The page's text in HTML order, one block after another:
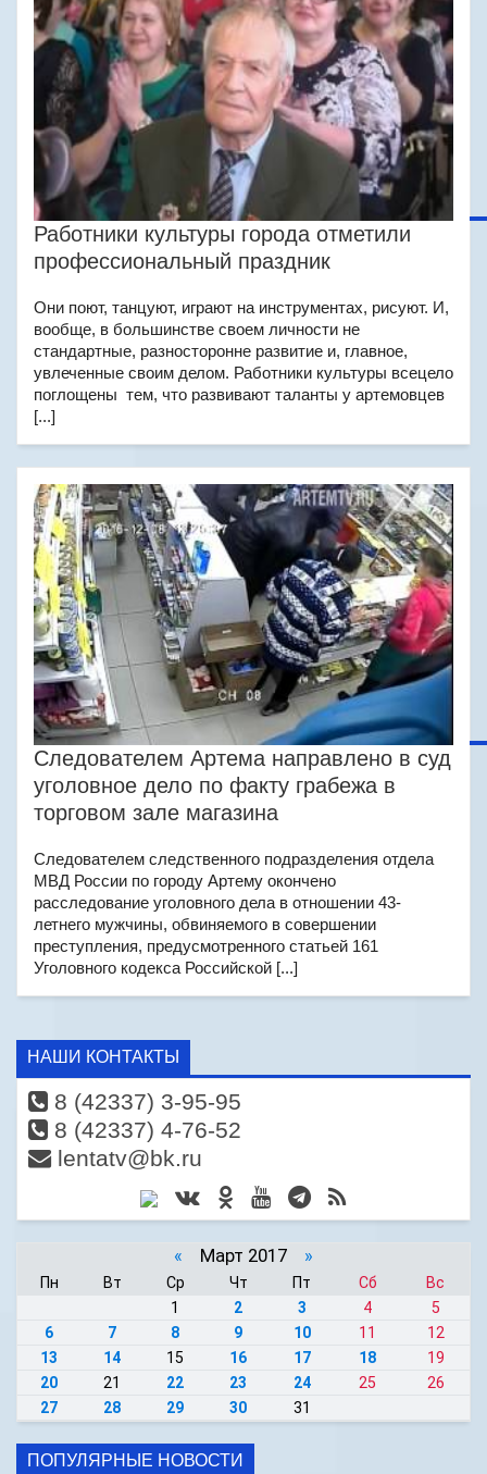
Работники культуры города отметили
профессиональный праздник
Они поют, танцуют, играют на инструментах, рисуют. И,
вообще, в большинстве своем личности не
стандартные, разносторонне развитие и, главное,
увлеченные своим делом. Работники культуры всецело
поглощены тем, что развивают таланты у артемовцев
[...]
Следователем Артема направлено в суд
уголовное дело по факту грабежа в
торговом зале магазина
Следователем следственного подразделения отдела
МВД России по городу Артему окончено
расследование уголовного дела в отношении 43-
летнего мужчины, обвиняемого в совершении
преступления, предусмотренного статьей 161
Уголовного кодекса Российской [...]
НАШИ КОНТАКТЫ
8 (42337) 3-95-95
8 (42337) 4-76-52
lentatv@bk.ru
« Март 2017 »
Пн Вт Ср Чт Пт Сб
Вс
1
2 3 4
5
6
7 8 9 10 11
12
13
14 15 16 17 18
19
20
21 22 23 24 25
26
27
28 29 30 31
ПОПУЛЯРНЫЕ НОВОСТИ